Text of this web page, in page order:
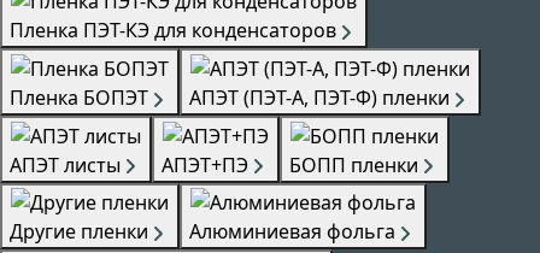
Пленка ПЭТ-КЭ для конденсаторов
Пленка БОПЭТ АПЭТ (ПЭТ-А, ПЭТ-Ф) пленки
АПЭТ листы АПЭТ+ПЭ БОПП пленки
Другие пленки Алюминиевая фольга